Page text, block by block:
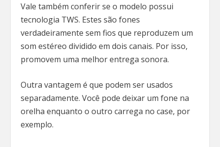
Vale também conferir se o modelo possui
tecnologia TWS. Estes são fones
verdadeiramente sem fios que reproduzem um
som estéreo dividido em dois canais. Por isso,
promovem uma melhor entrega sonora.
Outra vantagem é que podem ser usados
separadamente. Você pode deixar um fone na
orelha enquanto o outro carrega no case, por
exemplo.